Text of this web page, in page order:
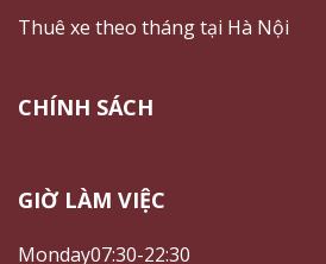
Thuê xe theo tháng tại Hà Nội
CHÍNH SÁCH
GIỜ LÀM VIỆC
Monday07:30-22:30